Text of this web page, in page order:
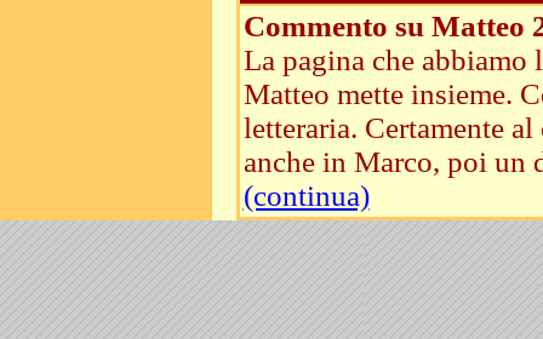
Commento su Matteo
La pagina che abbiamo
Matteo mette insieme.
letteraria. Certamente
anche in Marco, poi un
(continua)